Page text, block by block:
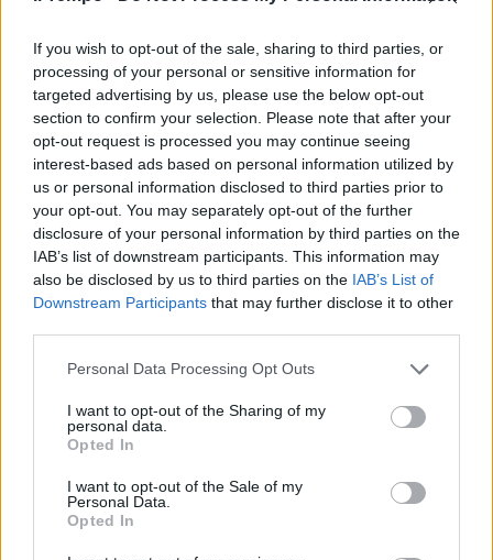
If you wish to opt-out of the sale, sharing to third parties, or
processing of your personal or sensitive information for
targeted advertising by us, please use the below opt-out
section to confirm your selection. Please note that after your
opt-out request is processed you may continue seeing
interest-based ads based on personal information utilized by
us or personal information disclosed to third parties prior to
your opt-out. You may separately opt-out of the further
disclosure of your personal information by third parties on the
IAB’s list of downstream participants. This information may
also be disclosed by us to third parties on the IAB’s List of
Downstream Participants that may further disclose it to other
Personal Data Processing Opt Outs
I want to opt-out of the Sharing of my
personal data.
Opted In
I want to opt-out of the Sale of my
Personal Data.
Opted In
l'inchiesta su Lombardo
10/04/2011
Tangenziale di Gerano chiusa per
frana
20/03/2011
Entro dieci giorni chiusa
l'inchiesta su Minetti, Mora e
Fede
13/02/2011